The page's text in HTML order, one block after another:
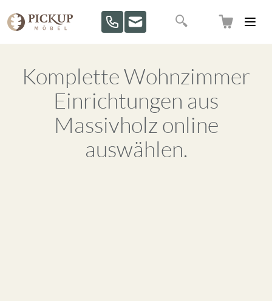
Suche
Komplette Wohnzimmer
Einrichtungen aus
Massivholz online
auswählen.